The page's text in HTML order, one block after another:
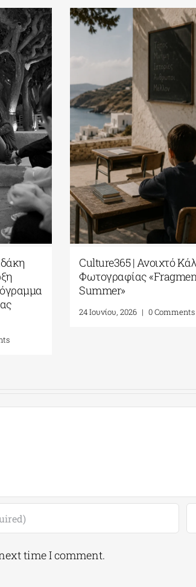
ARCAthens Fall 2026 Athens
Residency| Ανοιχτή
Πρόσκληση Υποβολής
time I comment.